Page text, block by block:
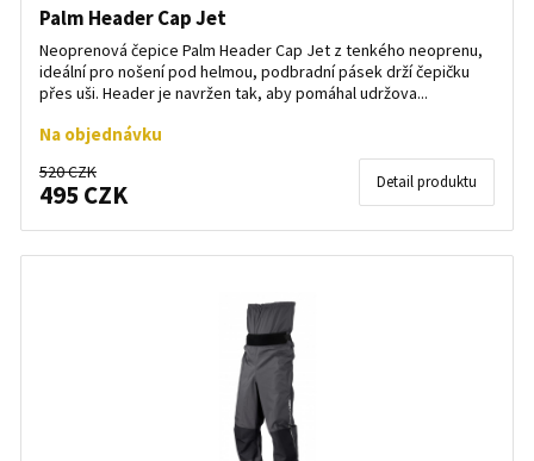
Palm Header Cap Jet
Neoprenová čepice Palm Header Cap Jet z tenkého neoprenu,
ideální pro nošení pod helmou, podbradní pásek drží čepičku
přes uši. Header je navržen tak, aby pomáhal udržova...
Na objednávku
520 CZK
495 CZK Detail produktu